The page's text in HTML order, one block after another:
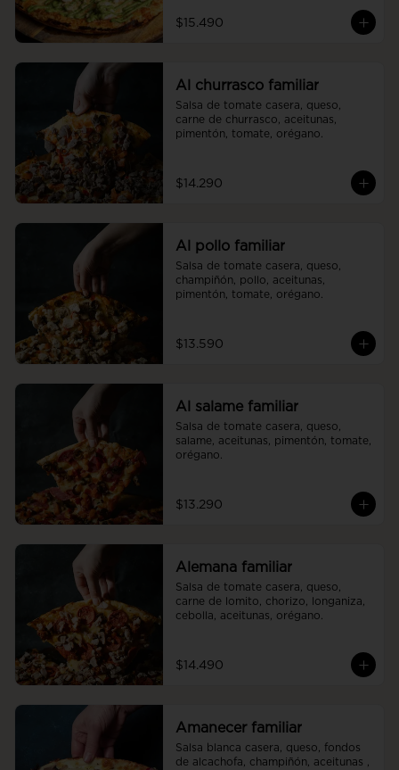
$15.490
Al churrasco familiar
Salsa de tomate casera, queso,
carne de churrasco, aceitunas,
pimentón, tomate, orégano.
$14.290
Al pollo familiar
Salsa de tomate casera, queso,
champiñón, pollo, aceitunas,
pimentón, tomate, orégano.
$13.590
Al salame familiar
Salsa de tomate casera, queso,
salame, aceitunas, pimentón, tomate,
orégano.
$13.290
Alemana familiar
Salsa de tomate casera, queso,
carne de lomito, chorizo, longaniza,
cebolla, aceitunas, orégano.
$14.490
Amanecer familiar
Salsa blanca casera, queso, fondos
de alcachofa, champiñón, aceitunas ,